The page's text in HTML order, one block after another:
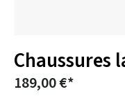
Chaussures
189,00 €*